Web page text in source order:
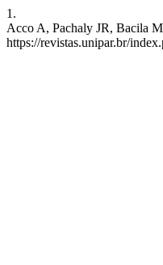
1.
Acco A, Pachaly JR, Bacila
https://revistas.unipar.br/